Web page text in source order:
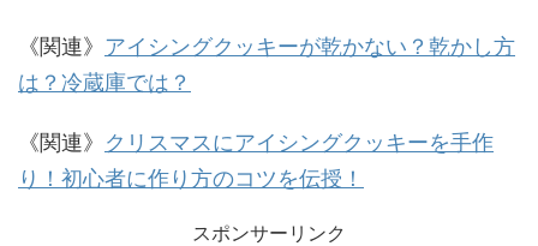
《関連》 アイシングクッキーが乾かない？乾かし方
は？冷蔵庫では？
《関連》 クリスマスにアイシングクッキーを手作
り！初心者に作り方のコツを伝授！
スポンサーリンク